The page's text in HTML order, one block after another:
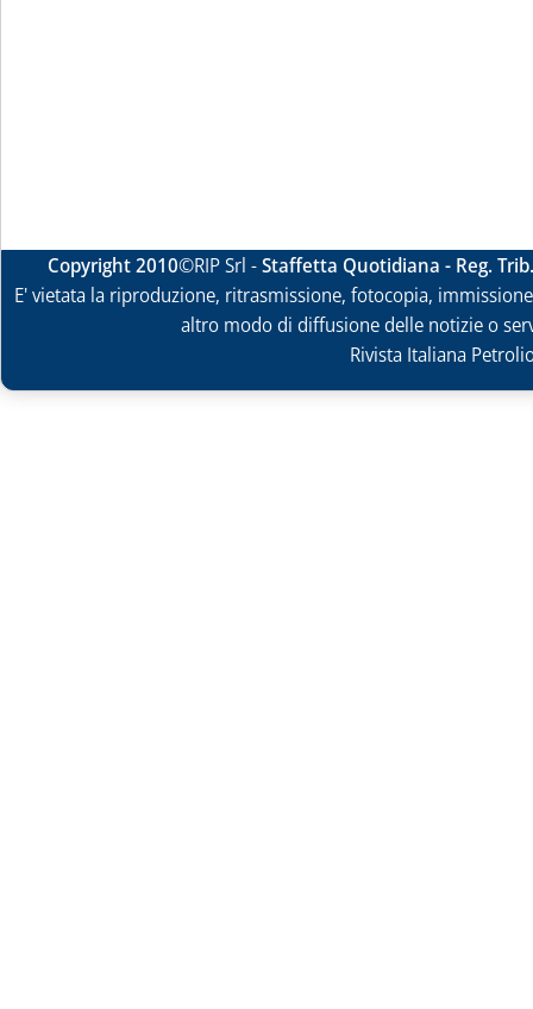
Copyright 2010©RIP Srl -Staffetta Quotidiana - Reg.
E' vietata la riproduzione, ritrasmissione, fotocopia,
altro modo di diffusione delle notizie o
Rivista Italiana